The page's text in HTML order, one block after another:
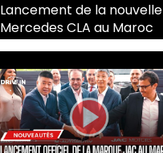
Lancement de la nouvelle
Mercedes CLA au Maroc